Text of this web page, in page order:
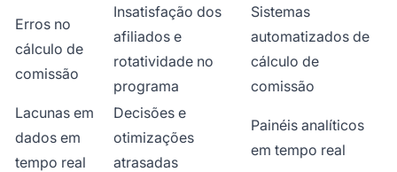
Erros no
cálculo de
comissão
Insatisfação dos
afiliados e
rotatividade no
programa
Sistemas
automatizados de
cálculo de
comissão
Lacunas em
dados em
tempo real
Decisões e
otimizações
atrasadas
Painéis analíticos
em tempo real